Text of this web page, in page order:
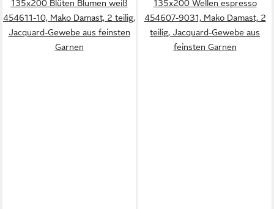
135x200 Blüten Blumen weiß
454611-10, Mako Damast, 2 teilig,
Jacquard-Gewebe aus feinsten
Garnen
135x200 Wellen espresso
454607-9031, Mako Damast, 2
teilig, Jacquard-Gewebe aus
feinsten Garnen